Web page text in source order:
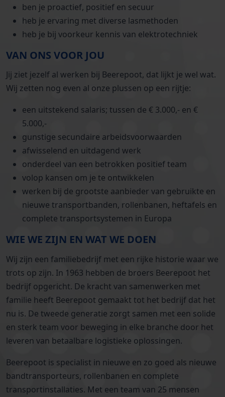
ben je proactief, positief en secuur
heb je ervaring met diverse lasmethoden
heb je bij voorkeur kennis van elektrotechniek
VAN ONS VOOR JOU
Jij ziet jezelf al werken bij Beerepoot, dat lijkt je wel wat.
Wij zetten nog even al onze plussen op een rijtje:
een uitstekend salaris; tussen de € 3.000,- en €
5.000,-
gunstige secundaire arbeidsvoorwaarden
afwisselend en uitdagend werk
onderdeel van een betrokken positief team
volop kansen om je te ontwikkelen
werken bij de grootste aanbieder van gebruikte en
nieuwe transportbanden, rollenbanen, heftafels en
complete transportsystemen in Europa
WIE WE ZIJN EN WAT WE DOEN
Wij zijn een familiebedrijf met een rijke historie waar we
trots op zijn. In 1963 hebben de broers Beerepoot het
bedrijf opgericht. De kracht van samenwerken met
familie heeft Beerepoot gemaakt tot het bedrijf dat het
nu is. De tweede generatie zorgt samen met een solide
en sterk team voor beweging in elke branche door het
leveren van betaalbare logistieke oplossingen.
Beerepoot is specialist in nieuwe en zo goed als nieuwe
bandtransporteurs, rollenbanen en complete
transportinstallaties. Met een team van 25 mensen